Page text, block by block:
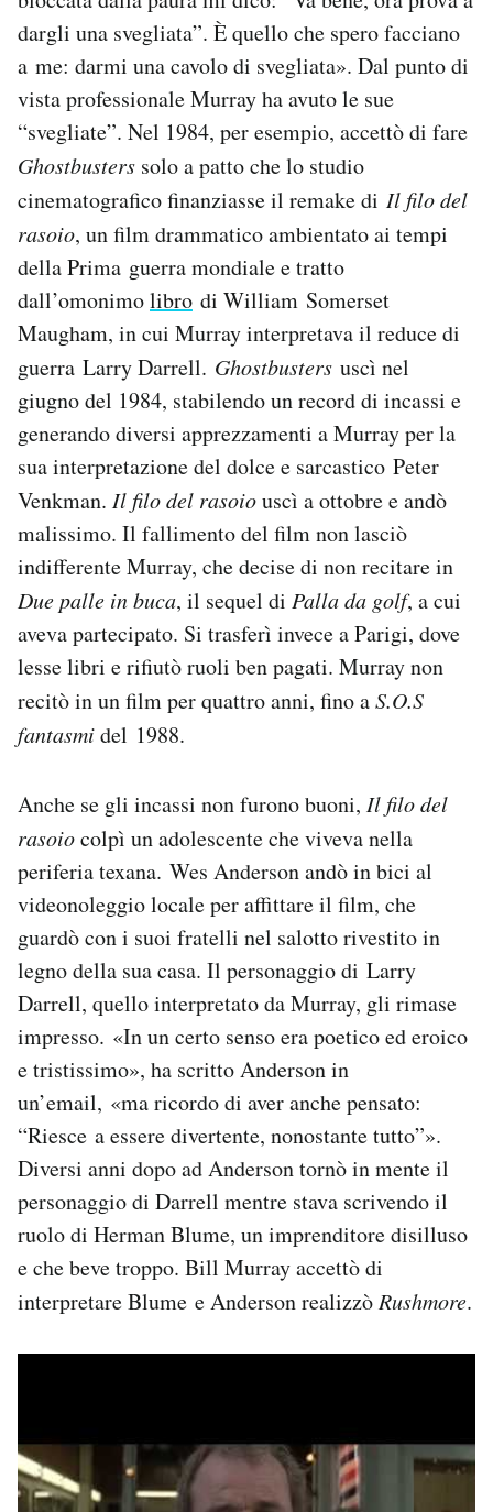
dargli una svegliata”. È quello che spero facciano
a me: darmi una cavolo di svegliata». Dal punto di
vista professionale Murray ha avuto le sue
“svegliate”. Nel 1984, per esempio, accettò di fare
Ghostbusters solo a patto che lo studio
cinematografico finanziasse il remake di Il filo del
rasoio, un film drammatico ambientato ai tempi
della Prima guerra mondiale e tratto
dall’omonimolibro di William Somerset
Maugham, in cui Murray interpretava il reduce di
guerra Larry Darrell. Ghostbusters uscì nel
giugno del 1984, stabilendo un record di incassi e
generando diversi apprezzamenti a Murray per la
sua interpretazione del dolce e sarcastico Peter
Venkman. Il filo del rasoiouscì a ottobre e andò
malissimo. Il fallimento del film non lasciò
indifferente Murray, che decise di non recitare in
Due palle in buca, il sequel di Palla da golf, a cui
aveva partecipato. Si trasferì invece a Parigi, dove
lesse libri e rifiutò ruoli ben pagati. Murray non
recitò in un film per quattro anni, fino aS.O.S
fantasmidel 1988.
Anche se gli incassi non furono buoni, Il filo del
rasoiocolpì un adolescente che viveva nella
periferia texana. Wes Anderson andò in bici al
videonoleggio locale per affittare il film, che
guardò con i suoi fratelli nel salotto rivestito in
legno della sua casa. Il personaggio di Larry
Darrell, quello interpretato da Murray, gli rimase
impresso. «In un certo senso era poetico ed eroico
e tristissimo», ha scritto Anderson in
un’email, «ma ricordo di aver anche pensato:
“Riesce a essere divertente, nonostante tutto”».
Diversi anni dopo ad Anderson tornò in mente il
personaggio di Darrell mentre stava scrivendo il
ruolo di Herman Blume, un imprenditore disilluso
e che beve troppo. Bill Murray accettò di
interpretare Blume e Anderson realizzò Rushmore.